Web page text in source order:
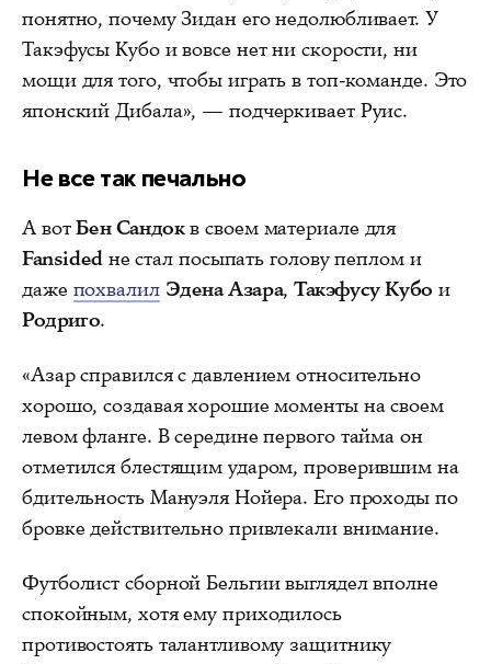
понятно, почему Зидан его недолюбливает. У
Такэфусы Кубо и вовсе нет ни скорости, ни
мощи для того, чтобы играть в топ-команде. Это
японский Дибала», — подчеркивает Руис.
Не все так печально
А вотБен Сандокв своем материале для
Fansidedне стал посыпать голову пеплом и
даже похвалил Эдена Азара,Такэфусу Кубо и
Родриго.
«Азар справился с давлением относительно
хорошо, создавая хорошие моменты на своем
левом фланге. В середине первого тайма он
отметился блестящим ударом, проверившим на
бдительность Мануэля Нойера. Его проходы по
бровке действительно привлекали внимание.
Футболист сборной Бельгии выглядел вполне
спокойным, хотя ему приходилось
противостоять талантливому защитнику